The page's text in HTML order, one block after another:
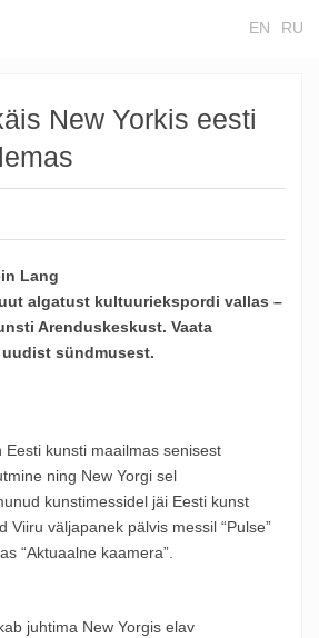
RU
EN
New Yorkis eesti
Lang
algatust kultuuriekspordi vallas –
Arenduskeskust. Vaata
sündmusest.
Eesti kunsti maailmas senisest
ning New Yorgi sel
kunstimessidel jäi Eesti kunst
Viiru väljapanek pälvis messil “Pulse”
“Aktuaalne kaamera”.
juhtima New Yorgis elav